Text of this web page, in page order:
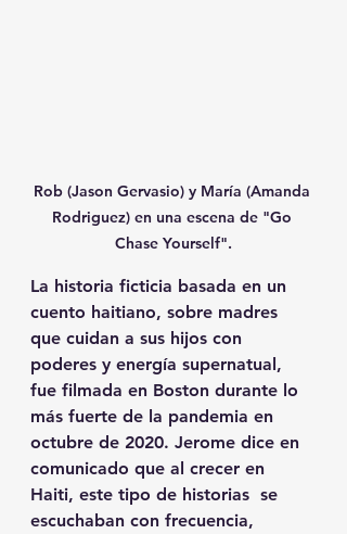
Rob (Jason Gervasio) y María (Amanda
Rodriguez) en una escena de "Go
Chase Yourself".
La historia ficticia basada en un
cuento haitiano, sobre madres
que cuidan a sus hijos con
poderes y energía supernatual,
fue filmada en Boston durante lo
más fuerte de la pandemia en
octubre de 2020. Jerome dice en
comunicado que al crecer en
Haiti, este tipo de historias  se
escuchaban con frecuencia,